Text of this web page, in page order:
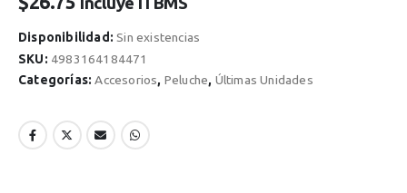
Disponibilidad:Sin existencias
SKU: 4983164184471
Categorías:Accesorios, Peluche, Últimas Unidades